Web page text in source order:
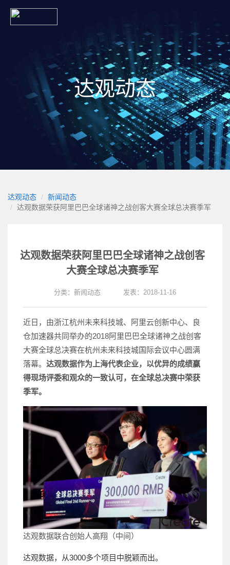
达观动态
达观动态
新闻动态
达观数据荣获阿里巴巴全球诸神之战创客大赛全球总决赛季军
达观数据荣获阿里巴巴全球诸神之战创客
大赛全球总决赛季军
分类： 新闻动态 发表：2018-11-16
近日，由浙江杭州未来科技城、阿里云创新中心、良
仓加速器共同举办的2018阿里巴巴全球诸神之战创客
大赛全球总决赛在杭州未来科技城国际会议中心圆满
落幕。 达观数据作为上海代表企业，以优异的成绩赢
得现场评委和观众的一致认可，在全球总决赛中荣获
季军。
达观数据联合创始人高翔（中间）
达观数据，从3000多个项目中脱颖而出。